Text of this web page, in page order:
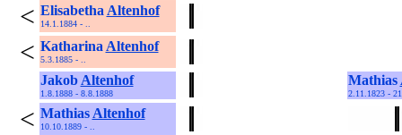
< Elisabetha Altenhof
14.1.1884 - ..
< Katharina Altenhof
5.3.1885 - ..
Jakob Altenhof
1.8.1888 - 8.8.1888
Mathias
2.11.1823 -
< Mathias Altenhof
10.10.1889 - ..